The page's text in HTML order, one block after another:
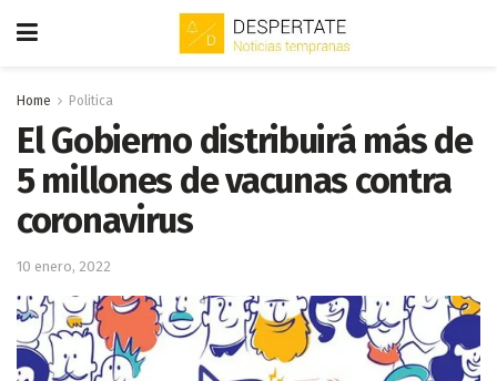
Home Politica
El Gobierno distribuirá más de
5 millones de vacunas contra
coronavirus
10 enero, 2022